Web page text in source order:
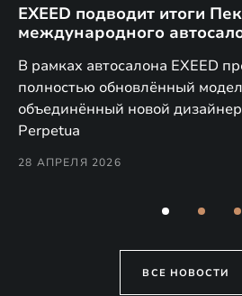
EXEED подводит итоги
международного
В рамках автосалона EXEED
полностью обновлённый
объединённый новой
Perpetua
28 АПРЕЛЯ 2026
ВСЕ НОВОСТИ